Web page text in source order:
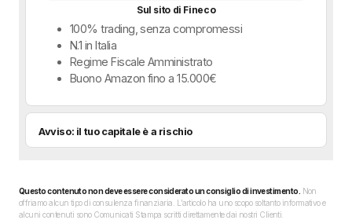
Sul sito di Fineco
100% trading, senza compromessi
N.1 in Italia
Regime Fiscale Amministrato
Buono Amazon fino a 15.000€
Avviso: il tuo capitale è a rischio
Questo contenuto non deve essere considerato un consiglio di investimento. Non
offriamo alcun tipo di consulenza finanziaria. L’articolo ha uno scopo soltanto informativo e
alcuni contenuti sono Comunicati Stampa scritti direttamente dai nostri Clienti.